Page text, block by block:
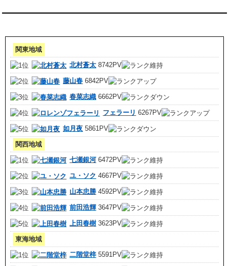
関東地域
北村蒼太 8742PV
藤山春 6842PV
春菜志織 6662PV
フェラーリ 6267PV
如月夜 5861PV
関西地域
七瀬銀河6472PV
ユ・ソク 4667PV
山本忠勝 4592PV
前田浩輝 3647PV
上田春樹 3623PV
東海地域
二階堂梓 5591PV